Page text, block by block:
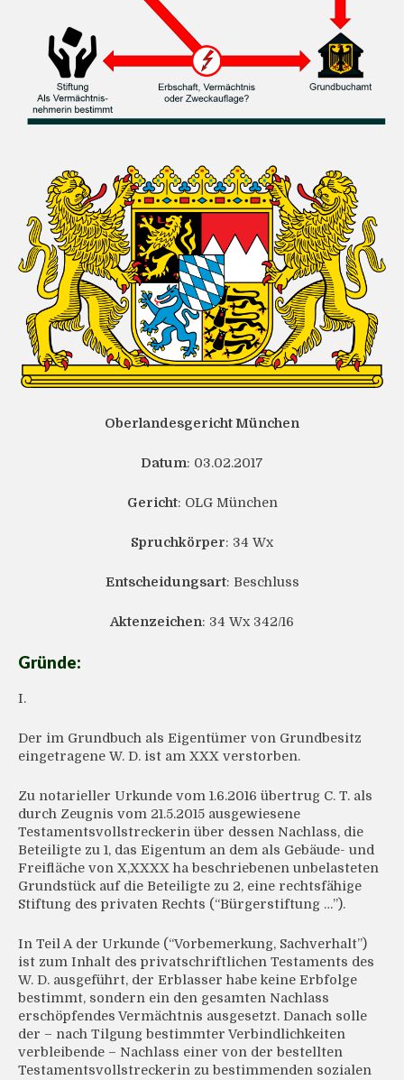
Oberlandesgericht München
Datum: 03.02.2017
Gericht: OLG München
Spruchkörper: 34 Wx
Entscheidungsart: Beschluss
Aktenzeichen: 34 Wx 342/16
Gründe:
I.
Der im Grundbuch als Eigentümer von Grundbesitz
eingetragene W. D. ist am XXX verstorben.
Zu notarieller Urkunde vom 1.6.2016 übertrug C. T. als
durch Zeugnis vom 21.5.2015 ausgewiesene
Testamentsvollstreckerin über dessen Nachlass, die
Beteiligte zu 1, das Eigentum an dem als Gebäude- und
Freifläche von X,XXXX ha beschriebenen unbelasteten
Grundstück auf die Beteiligte zu 2, eine rechtsfähige
Stiftung des privaten Rechts (“Bürgerstiftung …”).
In Teil A der Urkunde (“Vorbemerkung, Sachverhalt”)
ist zum Inhalt des privatschriftlichen Testaments des
W. D. ausgeführt, der Erblasser habe keine Erbfolge
bestimmt, sondern ein den gesamten Nachlass
erschöpfendes Vermächtnis ausgesetzt. Danach solle
der – nach Tilgung bestimmter Verbindlichkeiten
verbleibende – Nachlass einer von der bestellten
Testamentsvollstreckerin zu bestimmenden sozialen